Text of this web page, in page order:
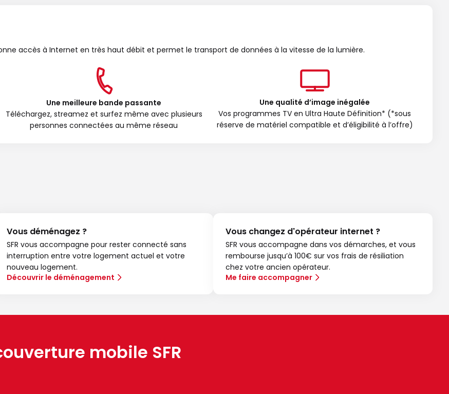
accès à Internet en très haut débit et permet le transport de données à la vitesse de la lumière.
Une meilleure bande passante
Téléchargez, streamez et surfez même avec plusieurs
personnes connectées au même réseau
Une qualité d’image inégalée
Vos programmes TV en Ultra Haute Définition* (*sous
réserve de matériel compatible et d’éligibilité à l’offre)
Vous déménagez ?
SFR vous accompagne pour rester connecté sans
interruption entre votre logement actuel et votre
nouveau logement.
Découvrir le déménagement
Vous changez d'opérateur internet ?
SFR vous accompagne dans vos démarches, et vous
rembourse jusqu’à 100€ sur vos frais de résiliation
chez votre ancien opérateur.
Me faire accompagner
mobile SFR